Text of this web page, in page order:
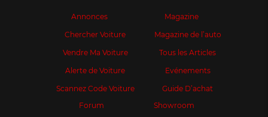
Annonces
Chercher Voiture
Vendre Ma Voiture
Alerte de Voiture
Scannez Code Voiture
Magazine
Magazine de l’auto
Tous les Articles
Evénements
Guide D’achat
Forum
Showroom